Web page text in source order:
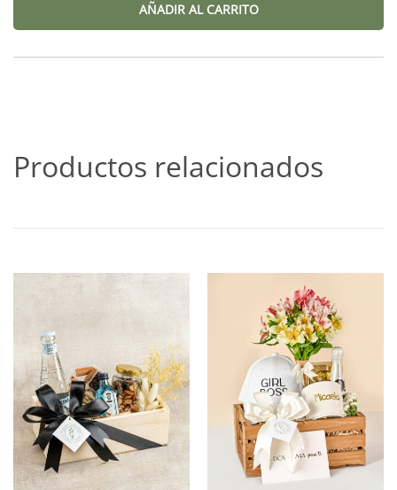
AÑADIR AL CARRITO
Productos relacionados